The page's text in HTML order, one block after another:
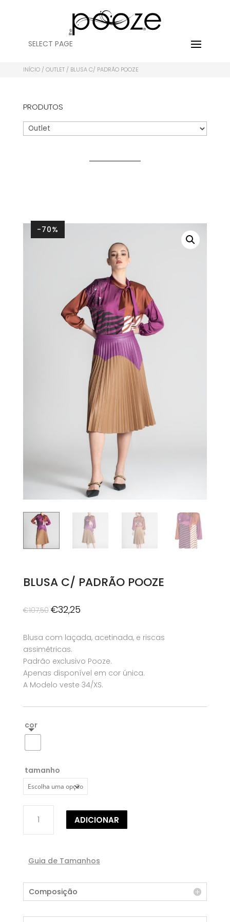
SELECT PAGE
INÍCIO/ OUTLET/ BLUSA C/ PADRÃO POOZE
PRODUTOS
-70%
BLUSA C/ PADRÃO POOZE
€107,50 O
original
era:
€107,50.
€32,25O
atual
é:
€32,25.
Blusa com laçada, acetinada, e riscas
assimétricas.
Padrão exclusivo Pooze.
Apenas disponível em cor única.
A Modelo veste 34/XS.
cor
tamanho
Quantidade
BLUSA
PADRÃO
ADICIONAR
Guia de Tamanhos
Composição